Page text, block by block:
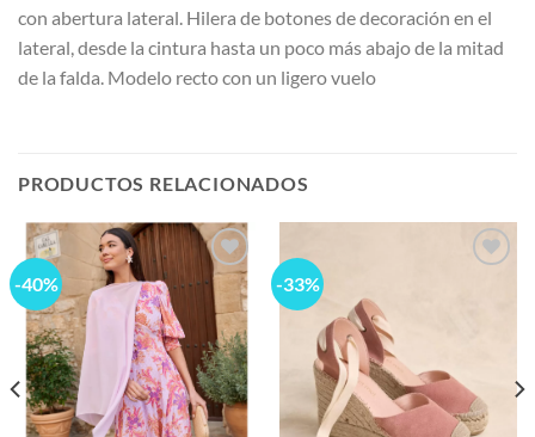
con abertura lateral. Hilera de botones de decoración en el
lateral, desde la cintura hasta un poco más abajo de la mitad
de la falda. Modelo recto con un ligero vuelo
PRODUCTOS RELACIONADOS
-40%
Add to
wishlist
-33%